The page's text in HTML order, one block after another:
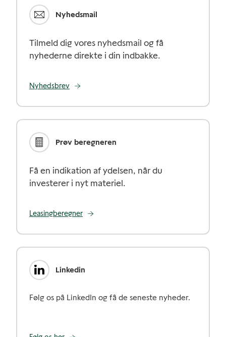
Nyhedsmail
Tilmeld dig vores nyhedsmail og få
nyhederne direkte i din indbakke.
Nyhedsbrev
Prøv beregneren
Få en indikation af ydelsen, når du
investerer i nyt materiel.
Leasingberegner
Linkedin
Følg os på LinkedIn og få de seneste nyheder.